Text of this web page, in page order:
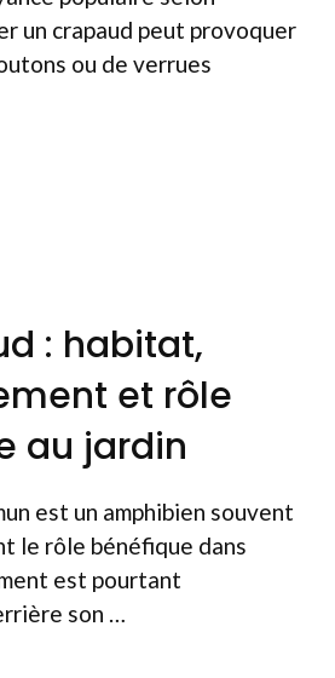
un crapaud peut provoquer
ou de verrues
: habitat,
et rôle
au jardin
est un amphibien souvent
le rôle bénéfique dans
est pourtant
son …